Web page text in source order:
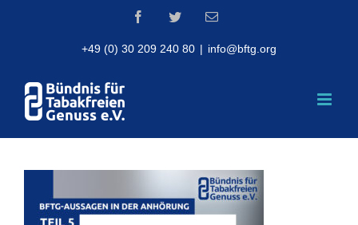
FacebookTwitterEmail
+49 (0) 30 209 240 80 | info@bftg.org